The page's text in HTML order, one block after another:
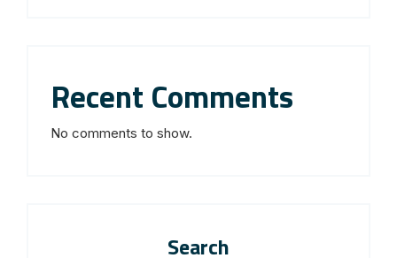
Recent Comments
No comments to show.
Search